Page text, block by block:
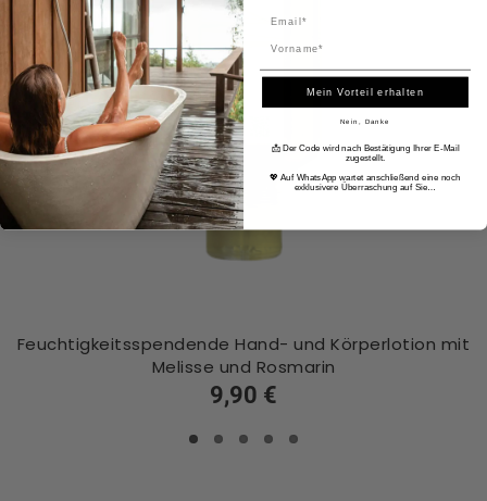
Feuchtigkeitsspendende Hand- und Körperlotion mit
Melisse und Rosmarin
9,90 €
Mein Vorteil erhalten
Nein, Danke
📩 Der Code wird nach Bestätigung Ihrer E-Mail
zugestellt.
💖 Auf WhatsApp wartet anschließend eine noch
exklusivere Überraschung auf Sie…